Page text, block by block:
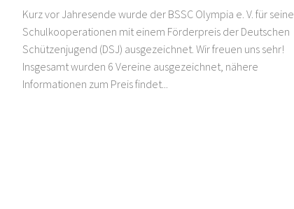
Kurz vor Jahresende wurde der BSSC Olympia e. V. für seine
Schulkooperationen mit einem Förderpreis der Deutschen
Schützenjugend (DSJ) ausgezeichnet. Wir freuen uns sehr!
Insgesamt wurden 6 Vereine ausgezeichnet, nähere
Informationen zum Preis findet...